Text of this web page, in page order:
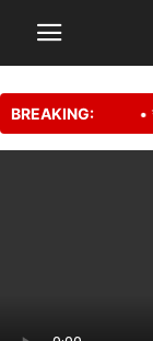
BREAKING: •